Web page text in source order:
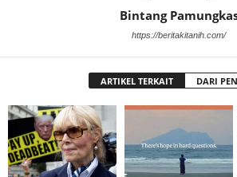
Bintang
https://beritakitanih.com/
ARTIKEL TERKAIT DARI